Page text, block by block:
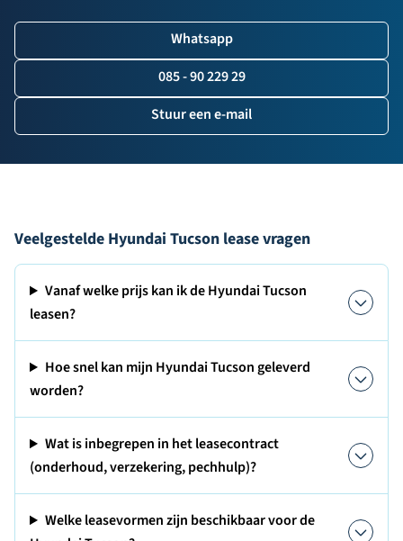
Whatsapp
085 - 90 229 29
Stuur een e-mail
Veelgestelde Hyundai Tucson lease vragen
Vanaf welke prijs kan ik de Hyundai Tucson
leasen?
Hoe snel kan mijn Hyundai Tucson geleverd
worden?
Wat is inbegrepen in het leasecontract
(onderhoud, verzekering, pechhulp)?
Welke leasevormen zijn beschikbaar voor de